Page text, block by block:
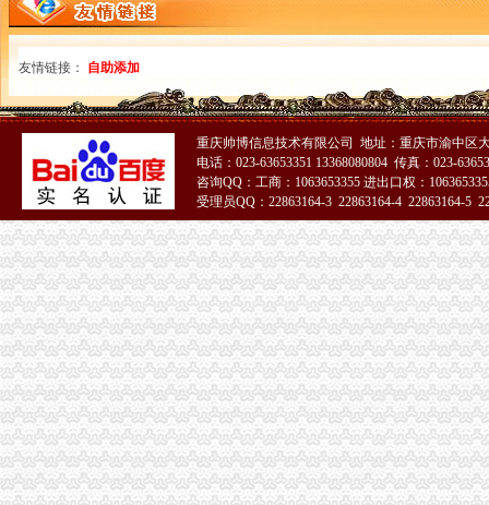
友情链接： 自助添加
重庆帅博信息技术有限公司 地址：重庆市渝中区
电话：023-63653351 13368080804 传真：023-
咨询QQ：工商：1063653355 进出口权：
受理员QQ：22863164-3 22863164-4 22863164-5
51La